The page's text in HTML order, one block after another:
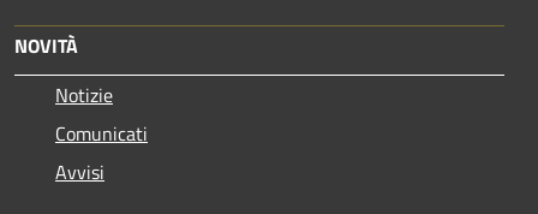
NOVITÀ
Notizie
Comunicati
Avvisi